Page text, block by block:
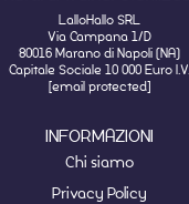
LalloHallo SRL
Via Campana 1/D
80016 Marano di Napoli (NA)
Capitale Sociale 10 000 Euro I.V.
[email protected]
INFORMAZIONI
Chi siamo
Privacy Policy